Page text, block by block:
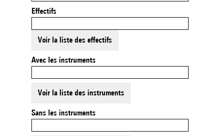
Effectifs
Voir la liste des effectifs
Avec les instruments
Voir la liste des instruments
Sans les instruments